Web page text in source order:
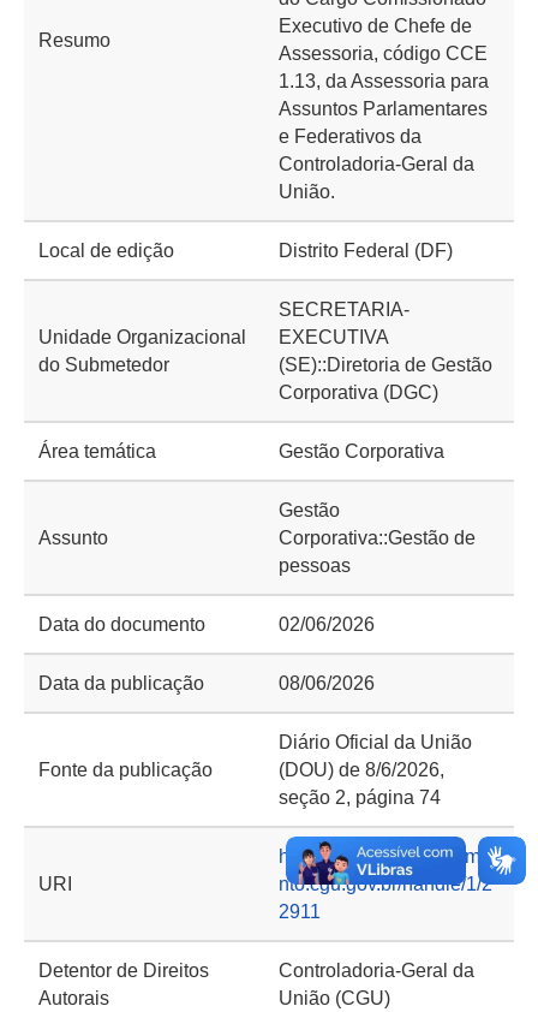
Resumo
Executivo de Chefe de
Assessoria, código CCE
1.13, da Assessoria para
Assuntos Parlamentares
e Federativos da
Controladoria-Geral da
União.
Local de edição Distrito Federal (DF)
Unidade Organizacional
do Submetedor
SECRETARIA-
EXECUTIVA
(SE)::Diretoria de Gestão
Corporativa (DGC)
Área temática Gestão Corporativa
Assunto
Gestão
Corporativa::Gestão de
pessoas
Data do documento 02/06/2026
Data da publicação 08/06/2026
Fonte da publicação
Diário Oficial da União
(DOU) de 8/6/2026,
seção 2, página 74
URI
https://basedeconhecime
nto.cgu.gov.br/handle/1/2
2911
Detentor de Direitos
Autorais
Controladoria-Geral da
União (CGU)